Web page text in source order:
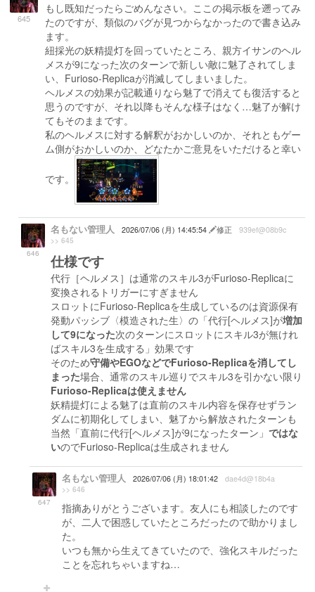
645
もし既知だったらごめんなさい。ここの掲示板を遡ってみ
たのですが、類似のバグが見つからなかったので書き込み
ます。
紐採光の妖精提灯を回っていたところ、親方イサンのヘル
メスが9になった次のターンで新しい敵に魅了されてしま
い、Furioso-Replicaが消滅してしまいました。
ヘルメスの効果が記載通りなら魅了で消えても復活すると
思うのですが、それ以降もそんな様子はなく…魅了が解け
てもそのままです。
私のヘルメスに対する解釈がおかしいのか、それともゲー
ム側がおかしいのか、どなたかご意見をいただけると幸い
です。
646
名もない管理人 2026/07/06 (月) 14:45:54 修正 939ef@08b9c
>> 645
仕様です
代行［ヘルメス］は通常のスキル3がFurioso-Replicaに
変換されるトリガーにすぎません
スロットにFurioso-Replicaを生成しているのは資源保有
発動パッシブ〈模造された生〉の「代行[ヘルメス]が増加
して9になった次のターンにスロットにスキル3が無けれ
ばスキル3を生成する」効果です
そのため守備やEGOなどでFurioso-Replicaを消してし
まった場合、通常のスキル巡りでスキル3を引かない限り
Furioso-Replicaは使えません
妖精提灯による魅了は直前のスキル内容を保存せずラン
ダムに初期化してしまい、魅了から解放されたターンも
当然「直前に代行[ヘルメス]が9になったターン」 ではな
いのでFurioso-Replicaは生成されません
647
名もない管理人 2026/07/06 (月) 18:01:42 dae4d@18b4a
>> 646
指摘ありがとうございます。友人にも相談したのです
が、二人で困惑していたところだったので助かりまし
た。
いつも無から生えてきていたので、強化スキルだった
ことを忘れちゃいますね…